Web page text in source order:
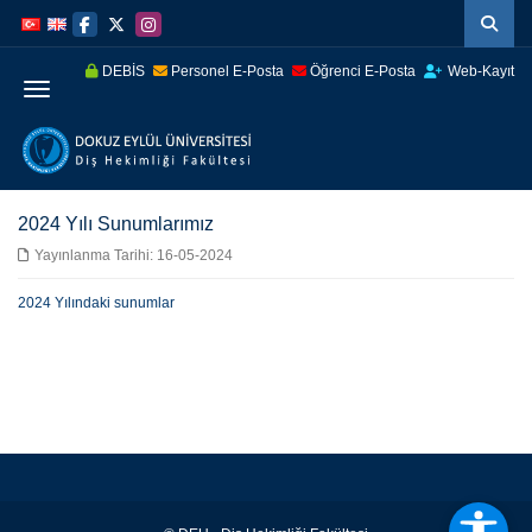
atla
Navigasyona
atla
DEBİS Personel E-Posta Öğrenci E-Posta
Web-Kayıt
Menüye Geç
2024 Yılı Sunumlarımız
Yayınlanma Tarihi: 16-05-2024
2024 Yılındaki sunumlar